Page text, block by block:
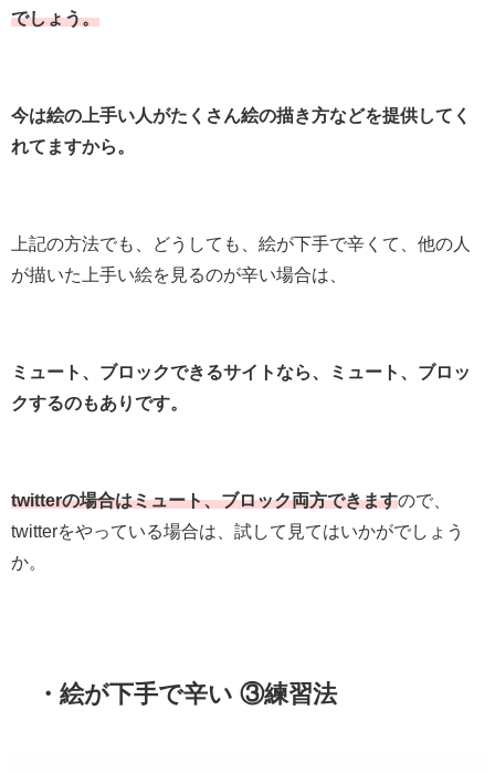
でしょう。
今は絵の上手い人がたくさん絵の描き方などを提供してく
れてますから。
上記の方法でも、どうしても、絵が下手で辛くて、他の人
が描いた上手い絵を見るのが辛い場合は、
ミュート、ブロックできるサイトなら、ミュート、ブロッ
クするのもありです。
twitterの場合はミュート、ブロック両方できますので、
twitterをやっている場合は、試して見てはいかがでしょう
か。
・絵が下手で辛い ③練習法